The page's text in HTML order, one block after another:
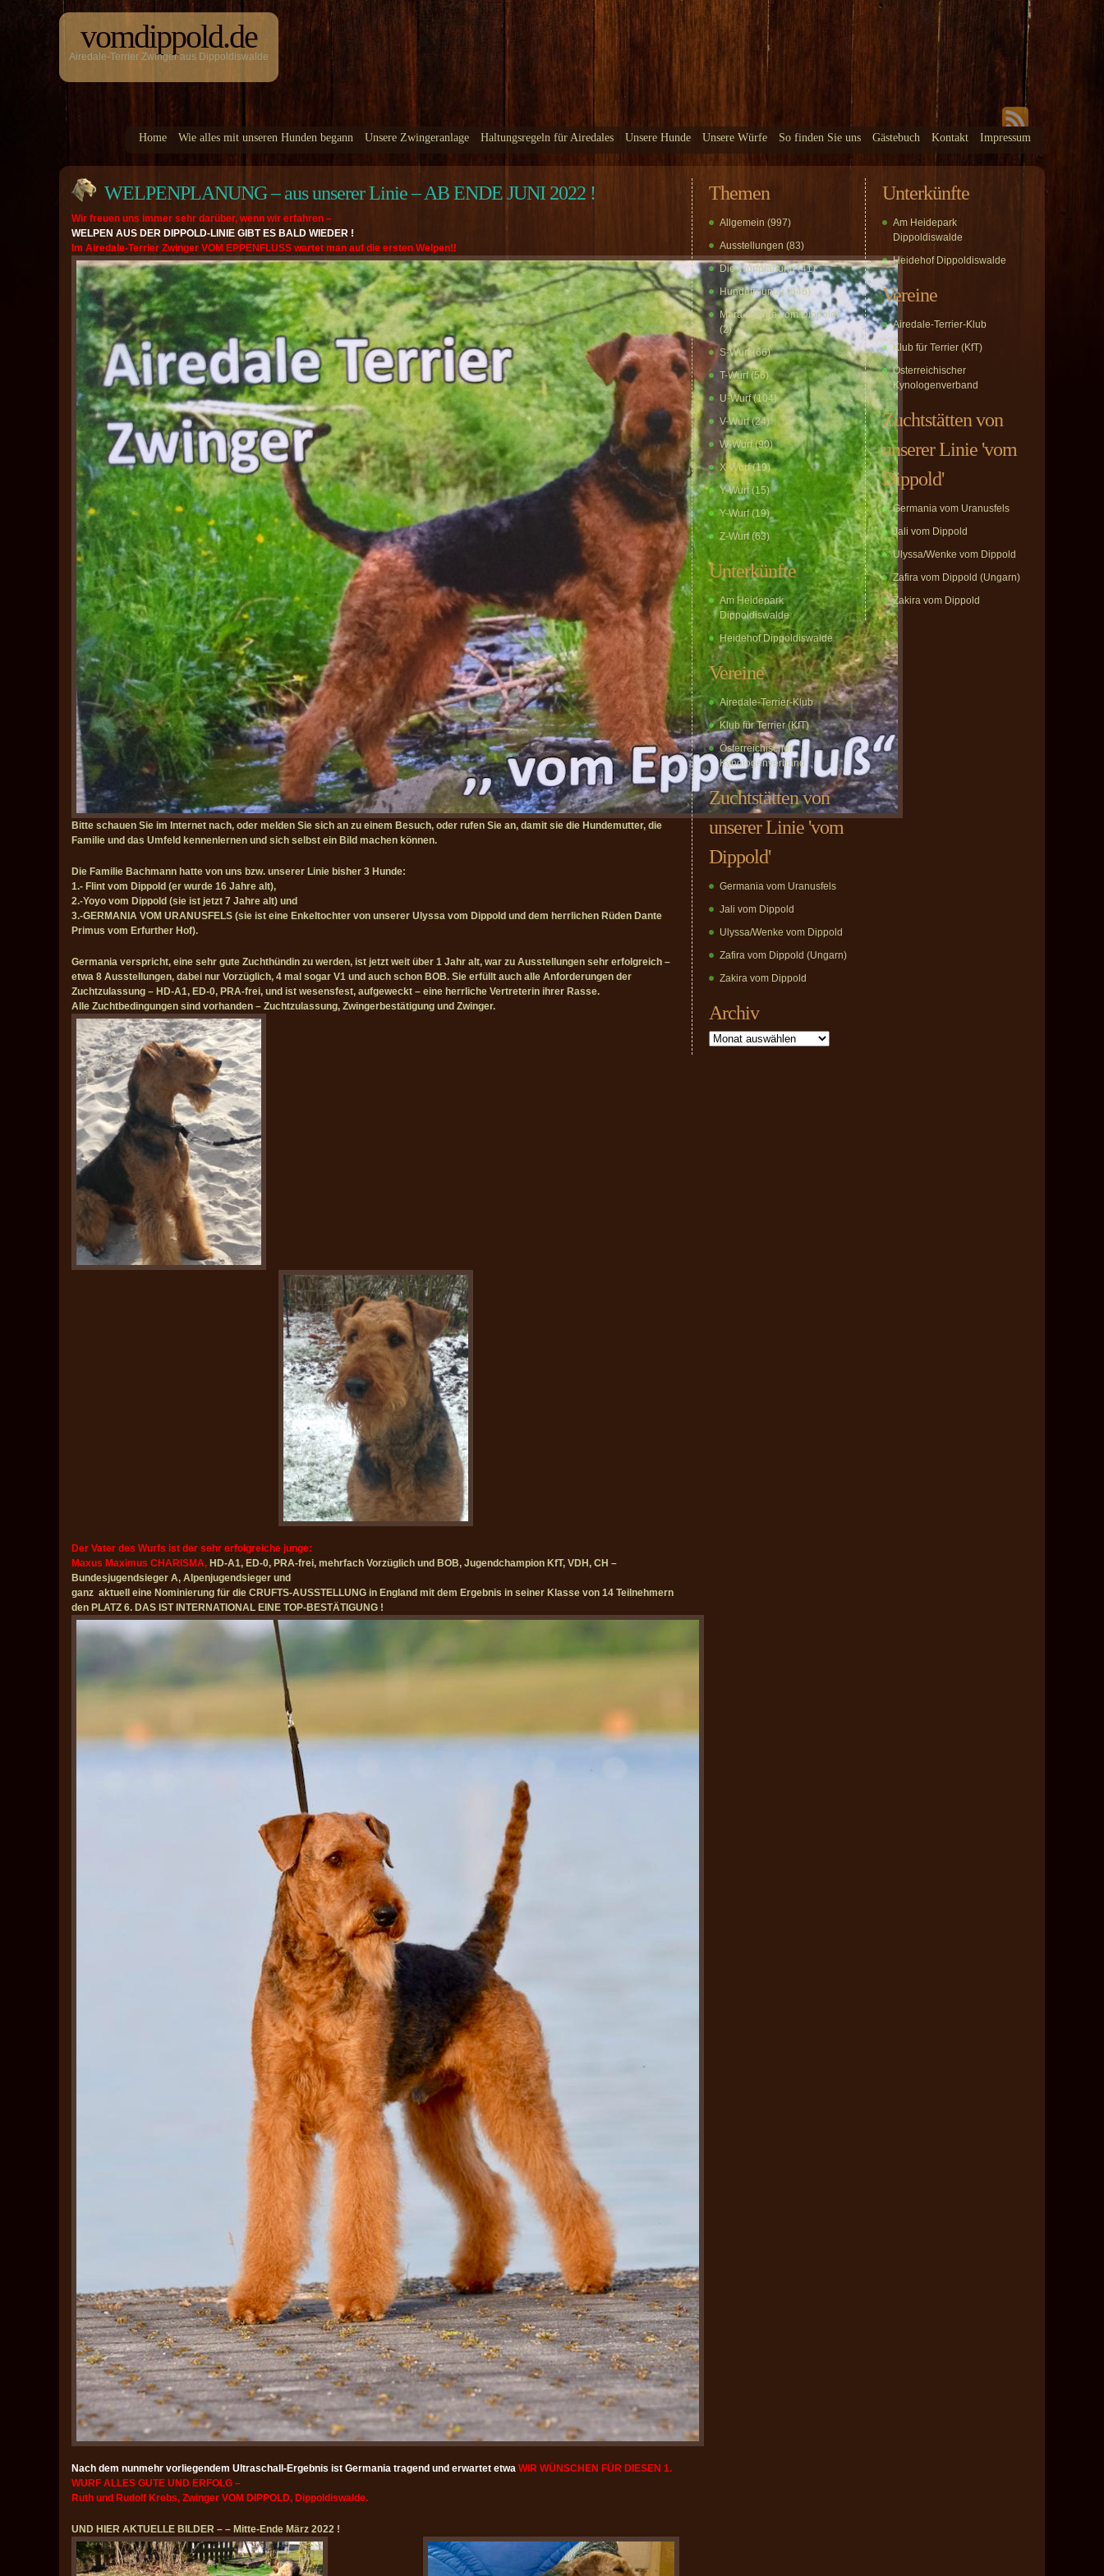
vomdippold.de
Airedale-Terrier Zwinger aus Dippoldiswalde
Home Wie alles mit unseren Hunden begann Unsere Zwingeranlage Haltungsregeln für Airedales Unsere Hunde Unsere Würfe So finden Sie uns Gästebuch Kontakt Impressum
WELPENPLANUNG – aus unserer Linie – AB ENDE JUNI 2022 !
Wir freuen uns immer sehr darüber, wenn wir erfahren –
WELPEN AUS DER DIPPOLD-LINIE GIBT ES BALD WIEDER !
Im Airedale-Terrier Zwinger VOM EPPENFLUSS wartet man auf die ersten Welpen!!
Bitte schauen Sie im Internet nach, oder melden Sie sich an zu einem Besuch, oder rufen Sie an, damit sie die Hundemutter, die
Familie und das Umfeld kennenlernen und sich selbst ein Bild machen können.
Die Familie Bachmann hatte von uns bzw. unserer Linie bisher 3 Hunde:
1.- Flint vom Dippold (er wurde 16 Jahre alt),
2.-Yoyo vom Dippold (sie ist jetzt 7 Jahre alt) und
3.-GERMANIA VOM URANUSFELS (sie ist eine Enkeltochter von unserer Ulyssa vom Dippold und dem herrlichen Rüden Dante
Primus vom Erfurther Hof).
Germania verspricht, eine sehr gute Zuchthündin zu werden, ist jetzt weit über 1 Jahr alt, war zu Ausstellungen sehr erfolgreich –
etwa 8 Ausstellungen, dabei nur Vorzüglich, 4 mal sogar V1 und auch schon BOB. Sie erfüllt auch alle Anforderungen der
Zuchtzulassung – HD-A1, ED-0, PRA-frei, und ist wesensfest, aufgeweckt – eine herrliche Vertreterin ihrer Rasse.
Alle Zuchtbedingungen sind vorhanden – Zuchtzulassung, Zwingerbestätigung und Zwinger.
Der Vater des Wurfs ist der sehr erfolgreiche junge:
Maxus Maximus CHARISMA, HD-A1, ED-0, PRA-frei, mehrfach Vorzüglich und BOB, Jugendchampion KfT, VDH, CH –
Bundesjugendsieger A, Alpenjugendsieger und
ganz aktuell eine Nominierung für die CRUFTS-AUSSTELLUNG in England mit dem Ergebnis in seiner Klasse von 14 Teilnehmern
den PLATZ 6. DAS IST INTERNATIONAL EINE TOP-BESTÄTIGUNG !
Nach dem nunmehr vorliegendem Ultraschall-Ergebnis ist Germania tragend und erwartet etwa WIR WÜNSCHEN FÜR DIESEN 1.
WURF ALLES GUTE UND ERFOLG –
Ruth und Rudolf Krebs, Zwinger VOM DIPPOLD, Dippoldiswalde.
UND HIER AKTUELLE BILDER – – Mitte-Ende März 2022 !
Themen
Allgemein (997)
Ausstellungen (83)
Die Wurfplanung(41)
Hundefreunde (546)
Mara (Martre vom Dippold)
(2)
S-Wurf (66)
T-Wurf(56)
U-Wurf(104)
V-Wurf(24)
W-Wurf(90)
X-Wurf(19)
Y-Wurf(15)
Y-Wurf(19)
Z-Wurf(63)
Unterkünfte
Am Heidepark
Dippoldiswalde
Heidehof Dippoldiswalde
Vereine
Airedale-Terrier-Klub
Klub für Terrier (KfT)
Österreichischer
Kynologenverband
Zuchtstätten von
unserer Linie 'vom
Dippold'
Germania vom Uranusfels
Jali vom Dippold
Ulyssa/Wenke vom Dippold
Zafira vom Dippold (Ungarn)
Zakira vom Dippold
Archiv
Archiv
Unterkünfte
Am Heidepark
Dippoldiswalde
Heidehof Dippoldiswalde
Vereine
Airedale-Terrier-Klub
Klub für Terrier (KfT)
Österreichischer
Kynologenverband
Zuchtstätten von
unserer Linie 'vom
Dippold'
Germania vom Uranusfels
Jali vom Dippold
Ulyssa/Wenke vom Dippold
Zafira vom Dippold (Ungarn)
Zakira vom Dippold